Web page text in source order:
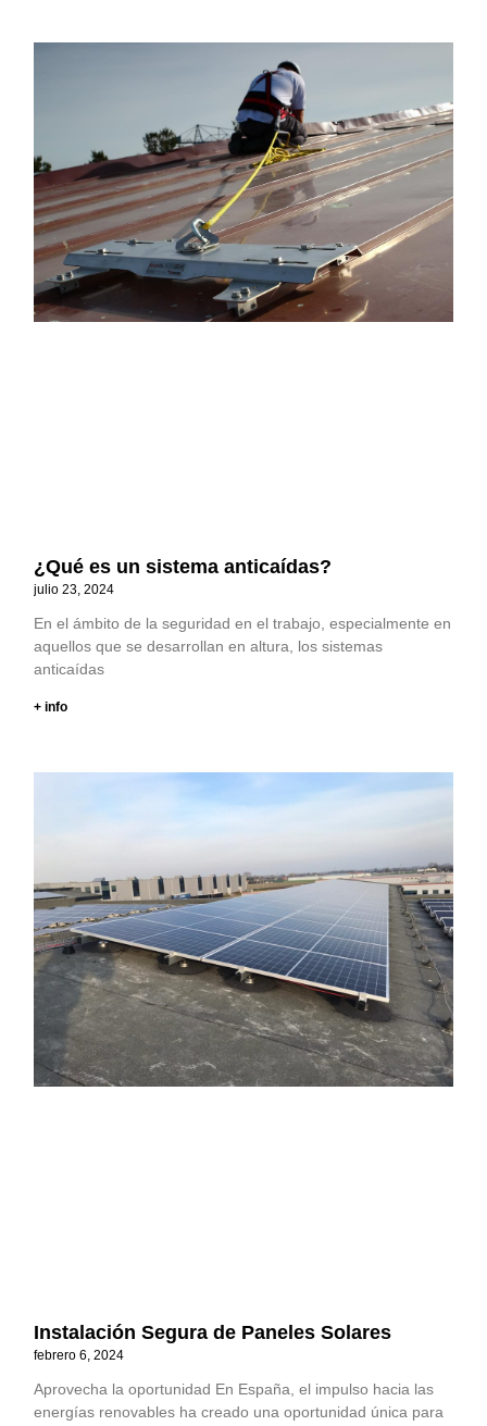
¿Qué es un sistema anticaídas?
julio 23, 2024
En el ámbito de la seguridad en el trabajo, especialmente en
aquellos que se desarrollan en altura, los sistemas
anticaídas
+ info
Instalación Segura de Paneles Solares
febrero 6, 2024
Aprovecha la oportunidad En España, el impulso hacia las
energías renovables ha creado una oportunidad única para